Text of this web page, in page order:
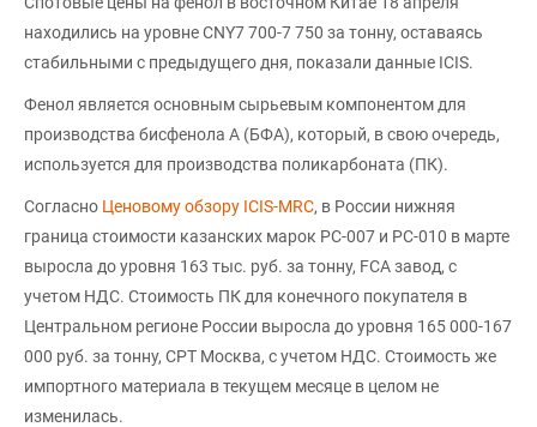
находились на уровне CNY7 700-7 750 за тонну, оставаясь
стабильными с предыдущего дня, показали данные ICIS.
Фенол является основным сырьевым компонентом для
производства бисфенола А (БФА), который, в свою очередь,
используется для производства поликарбоната (ПК).
Согласно Ценовому обзору ICIS-MRC, в России нижняя
граница стоимости казанских марок PC-007 и PC-010 в марте
выросла до уровня 163 тыс. руб. за тонну, FCA завод, с
учетом НДС. Стоимость ПК для конечного покупателя в
Центральном регионе России выросла до уровня 165 000-167
000 руб. за тонну, CPT Москва, с учетом НДС. Стоимость же
импортного материала в текущем месяце в целом не
изменилась.